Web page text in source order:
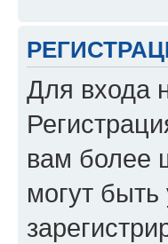
Для входа
вам более
могут